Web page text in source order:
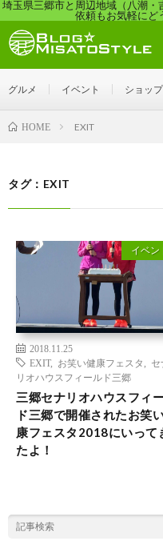
埼玉県三郷市と周辺地域（八潮
依頼もお気軽にど
グルメ イベント ショップ
HOME EXIT
タグ：EXIT
イベン
2018.11.25
EXIT, お笑い健康フェスタ
セ
リオハウスフィールド三郷
三郷セナリオハウスフィ
ド三郷で開催されたお笑
康フェスタ2018にいって
たよ！